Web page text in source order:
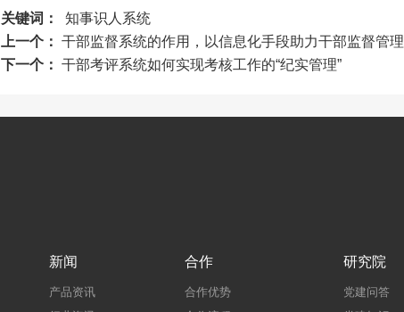
关键词：
知事识人系统
上一个： 干部监督系统的作用，以信息化手段助力干部监督管理
下一个： 干部考评系统如何实现考核工作的“纪实管理”
新闻
产品资讯
合作
合作优势
研究院
党建问答